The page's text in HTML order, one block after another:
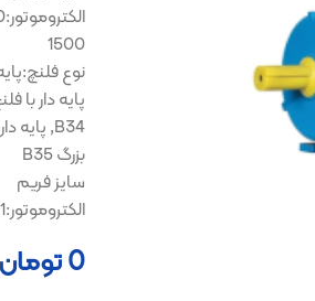
الکتروموتور:1400 تا
نوع فلنچ:پایه دار B3,
پایه دار با فلنچ کوچک
B34, پایه دار با فلنچ